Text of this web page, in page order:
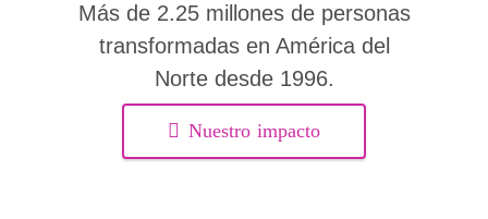
Más de 2.25 millones de personas
transformadas en América del
Norte desde 1996.
Nuestro impacto